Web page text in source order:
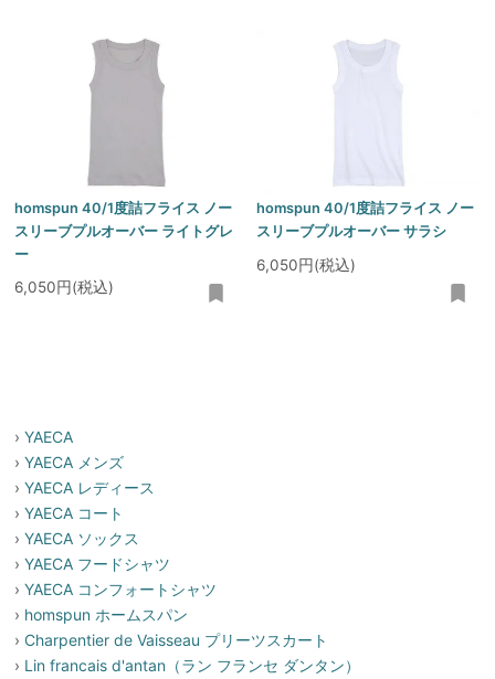
homspun 40/1度詰フライス ノー
スリーブプルオーバー ライトグレ
ー
6,050円(税込)
homspun 40/1度詰フライス ノー
スリーブプルオーバー サラシ
6,050円(税込)
›YAECA
›YAECA メンズ
›YAECA レディース
›YAECA コート
›YAECA ソックス
›YAECA フードシャツ
›YAECA コンフォートシャツ
› homspun ホームスパン
› Charpentier de Vaisseau プリーツスカート
› Lin francais d'antan（ラン フランセ ダンタン）